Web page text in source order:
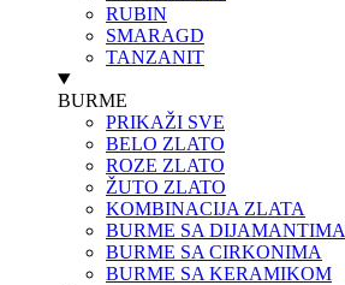
RUBIN
SMARAGD
TANZANIT
BURME
PRIKAŽI SVE
BELO ZLATO
ROZE ZLATO
ŽUTO ZLATO
KOMBINACIJA ZLATA
BURME SA DIJAMANTIMA
BURME SA CIRKONIMA
BURME SA KERAMIKOM